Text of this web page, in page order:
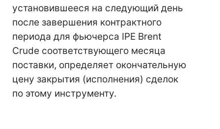
установившееся на следующий день
после завершения контрактного
периода для фьючерса IPE Brent
Crude соответствующего месяца
поставки, определяет окончательную
цену закрытия (исполнения) сделок
по этому инструменту.